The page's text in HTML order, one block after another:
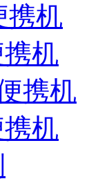
携机
机
携机
机